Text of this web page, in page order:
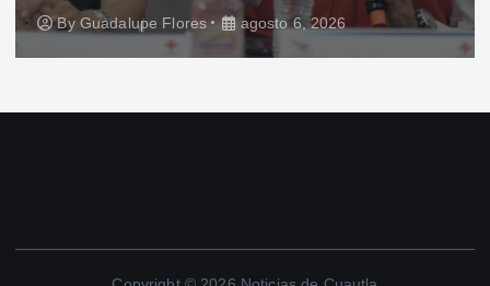
By Guadalupe Flores agosto 6, 2026